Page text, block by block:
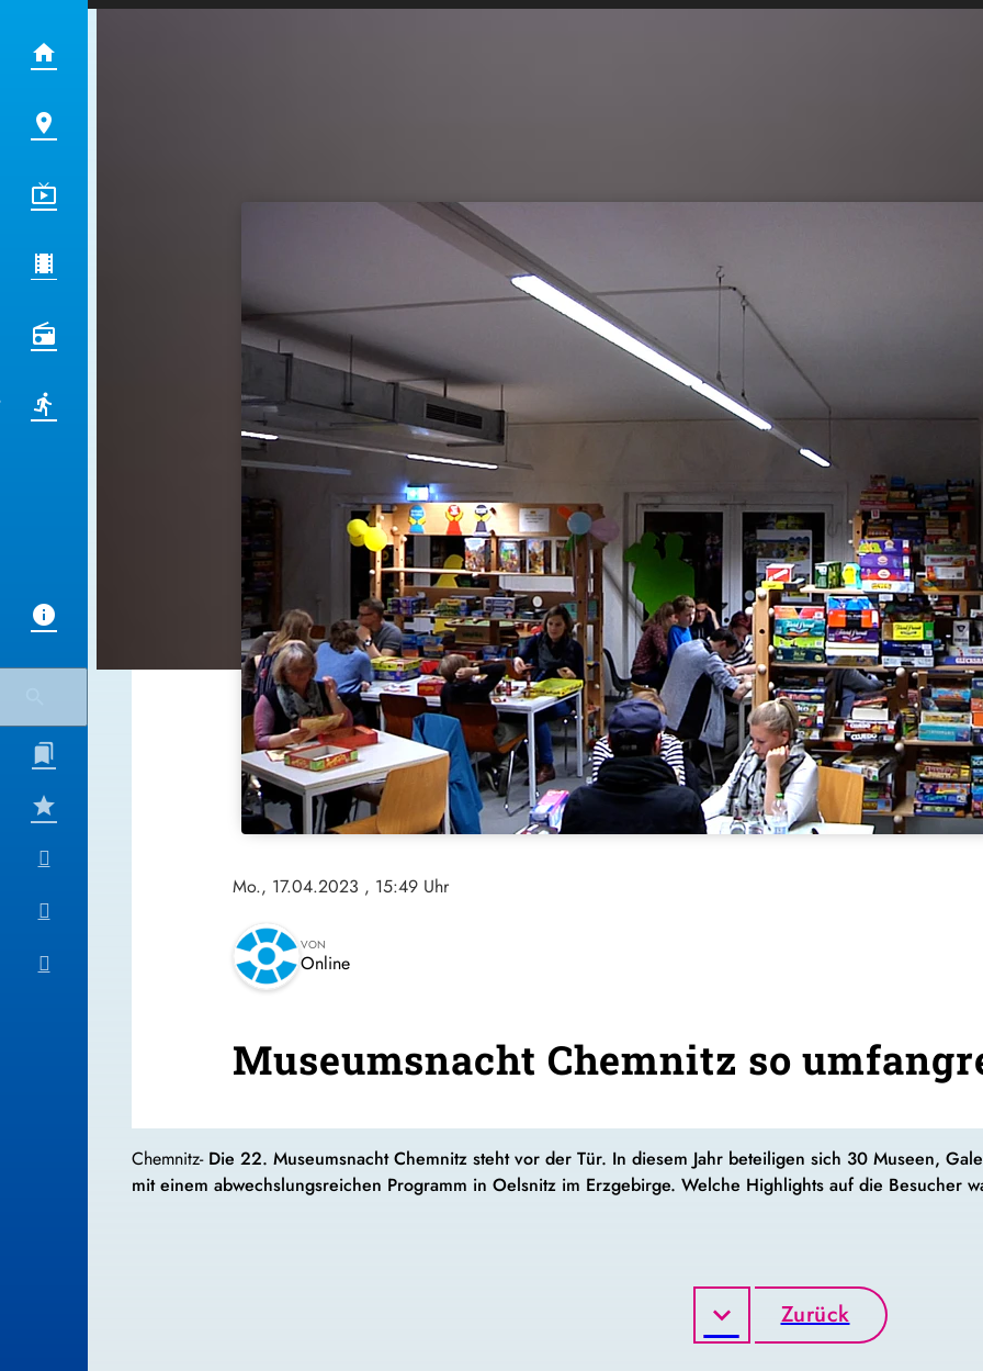
Mo., 17.04.2023 , 15:49 Uhr
VON
Online
Museumsnacht Chemnitz so
Chemnitz- Die 22. Museumsnacht Chemnitz steht vor der Tür. In diesem Jahr beteiligen sich 30 Museen,
mit einem abwechslungsreichen Programm in Oelsnitz im Erzgebirge. Welche Highlights auf die Besucher
Zurück